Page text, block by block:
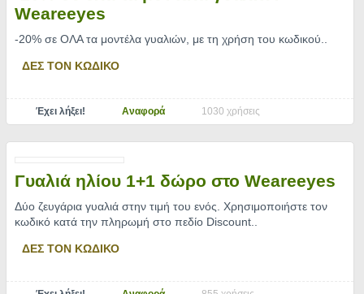
Weareeyes
-20% σε ΟΛΑ τα μοντέλα γυαλιών, με τη χρήση του κωδικού
ΔΕΣ ΤΟΝ ΚΩΔΙΚΟ
Έχει λήξει! Αναφορά 1030 χρήσεις
Γυαλιά ηλίου 1+1 δώρο στο Weareeyes
Δύο ζευγάρια γυαλιά στην τιμή του ενός. Χρησιμοποιήστε τον
κωδικό κατά την πληρωμή στο πεδίο Discount..
ΔΕΣ ΤΟΝ ΚΩΔΙΚΟ